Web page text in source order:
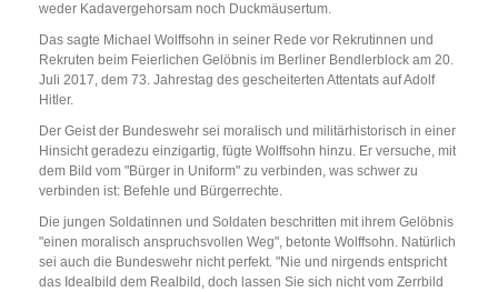
weder Kadavergehorsam noch Duckmäusertum.
Das sagte Michael Wolffsohn in seiner Rede vor Rekrutinnen und
Rekruten beim Feierlichen Gelöbnis im Berliner Bendlerblock am 20.
Juli 2017, dem 73. Jahrestag des gescheiterten Attentats auf Adolf
Hitler.
Der Geist der Bundeswehr sei moralisch und militärhistorisch in einer
Hinsicht geradezu einzigartig, fügte Wolffsohn hinzu. Er versuche, mit
dem Bild vom "Bürger in Uniform" zu verbinden, was schwer zu
verbinden ist: Befehle und Bürgerrechte.
Die jungen Soldatinnen und Soldaten beschritten mit ihrem Gelöbnis
"einen moralisch anspruchsvollen Weg", betonte Wolffsohn. Natürlich
sei auch die Bundeswehr nicht perfekt. "Nie und nirgends entspricht
das Idealbild dem Realbild, doch lassen Sie sich nicht vom Zerrbild